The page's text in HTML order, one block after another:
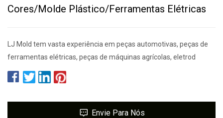
Cores/molde Plástico/ferramentas Elétricas
LJ Mold tem vasta experiência em peças automotivas, peças de
ferramentas elétricas, peças de máquinas agrícolas, eletrod
Envie Para Nós